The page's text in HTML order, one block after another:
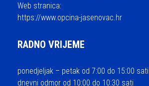
Web stranica:
https://www.opcina-jasenovac.hr
RADNO VRIJEME
ponedjeljak – petak od 7:00 do 15:00 sati
dnevni odmor od 10:00 do 10:30 sati